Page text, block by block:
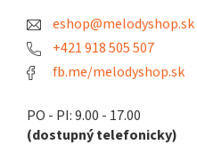
eshop@melodyshop.sk
+421 918 505 507
fb.me/melodyshop.sk
PO - PI: 9.00 - 17.00
(dostupný telefonicky)